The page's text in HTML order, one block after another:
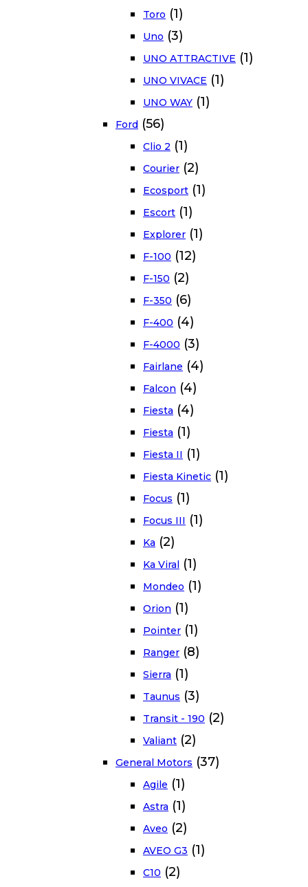
Toro (1)
Uno (3)
UNO ATTRACTIVE (1)
UNO VIVACE (1)
UNO WAY (1)
Ford (56)
Clio 2 (1)
Courier (2)
Ecosport (1)
Escort (1)
Explorer (1)
F-100 (12)
F-150 (2)
F-350 (6)
F-400 (4)
F-4000 (3)
Fairlane (4)
Falcon (4)
Fiesta (4)
Fiesta (1)
Fiesta II (1)
Fiesta Kinetic (1)
Focus (1)
Focus III (1)
Ka (2)
Ka Viral (1)
Mondeo (1)
Orion (1)
Pointer (1)
Ranger (8)
Sierra (1)
Taunus (3)
Transit - 190 (2)
Valiant (2)
General Motors (37)
Agile (1)
Astra (1)
Aveo (2)
AVEO G3 (1)
C10 (2)